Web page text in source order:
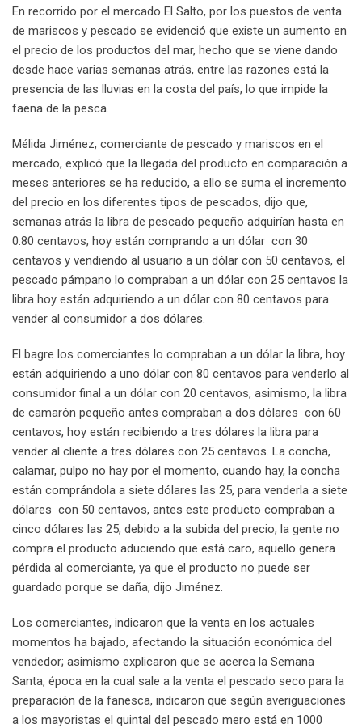
En recorrido por el mercado El Salto, por los puestos de venta
de mariscos y pescado se evidenció que existe un aumento en
el precio de los productos del mar, hecho que se viene dando
desde hace varias semanas atrás, entre las razones está la
presencia de las lluvias en la costa del país, lo que impide la
faena de la pesca.
Mélida Jiménez, comerciante de pescado y mariscos en el
mercado, explicó que la llegada del producto en comparación a
meses anteriores se ha reducido, a ello se suma el incremento
del precio en los diferentes tipos de pescados, dijo que,
semanas atrás la libra de pescado pequeño adquirían hasta en
0.80 centavos, hoy están comprando a un dólar con 30
centavos y vendiendo al usuario a un dólar con 50 centavos, el
pescado pámpano lo compraban a un dólar con 25 centavos la
libra hoy están adquiriendo a un dólar con 80 centavos para
vender al consumidor a dos dólares.
El bagre los comerciantes lo compraban a un dólar la libra, hoy
están adquiriendo a uno dólar con 80 centavos para venderlo al
consumidor final a un dólar con 20 centavos, asimismo, la libra
de camarón pequeño antes compraban a dos dólares con 60
centavos, hoy están recibiendo a tres dólares la libra para
vender al cliente a tres dólares con 25 centavos. La concha,
calamar, pulpo no hay por el momento, cuando hay, la concha
están comprándola a siete dólares las 25, para venderla a siete
dólares con 50 centavos, antes este producto compraban a
cinco dólares las 25, debido a la subida del precio, la gente no
compra el producto aduciendo que está caro, aquello genera
pérdida al comerciante, ya que el producto no puede ser
guardado porque se daña, dijo Jiménez.
Los comerciantes, indicaron que la venta en los actuales
momentos ha bajado, afectando la situación económica del
vendedor; asimismo explicaron que se acerca la Semana
Santa, época en la cual sale a la venta el pescado seco para la
preparación de la fanesca, indicaron que según averiguaciones
a los mayoristas el quintal del pescado mero está en 1000